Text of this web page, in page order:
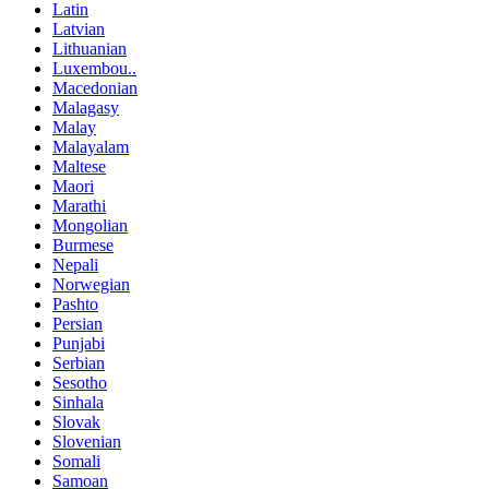
Latin
Latvian
Lithuanian
Luxembou..
Macedonian
Malagasy
Malay
Malayalam
Maltese
Maori
Marathi
Mongolian
Burmese
Nepali
Norwegian
Pashto
Persian
Punjabi
Serbian
Sesotho
Sinhala
Slovak
Slovenian
Somali
Samoan